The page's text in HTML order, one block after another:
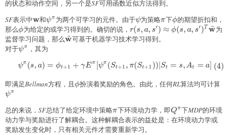
的状态和动作空间，另一个是SF可用函数近似方法得到。
SF表示中\mathbf{w}
w和\psi^{\pi}
ψπ 为两个可学习的元件。由于\psi
ψ为策略\pi
π下\phi
ϕ的期望折扣和，
那么\phi
ϕ为给定的或学习得到的。确切的说， r(s,a,{s}')\approx\phi(s,a,
{s}')^T\tilde{\mathbf{w}}
r(s, a, s′) ≈ ϕ(s, a, s′)T w
~为
监督学习问题，那么\tilde{\mathbf{w}}
w
~可基于机器学习技术学习得到。
对于\psi^{\pi}
ψπ
，其为
\begin{aligned}
ψπ (s, a) = ϕt+1 + γEπ [ψπ (St+1 , π(St+1 )) St = s, At = a] (4)
即满足Bellman方程，且\phi
ϕ扮演着奖励的角色。由此，任何RL算法均可计算
ψπ
总的来说， SF总结了给定环境中策略\pi
π下环境动力学，即Q^{\pi}
Qπ 下MDP的环境
动力学与奖励进行了解耦合。这种解耦合表示的益处是：在环境动力学或
奖励发生变化时，只有相关元件才需要重新学习。